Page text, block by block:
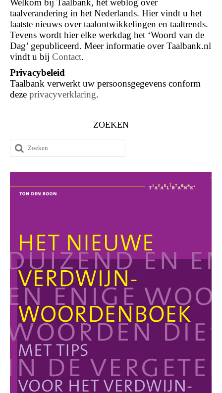
taalverandering in het Nederlands. Hier vindt u het
laatste nieuws over taalontwikkelingen en taaltrends.
Tevens wordt hier elke werkdag het ‘Woord van de
Dag’ gepubliceerd. Meer informatie over Taalbank.nl
vindt u bij Contact.
Privacybeleid
Taalbank verwerkt uw persoonsgegevens conform
deze privacyverklaring.
ZOEKEN
Zoeken
naar: